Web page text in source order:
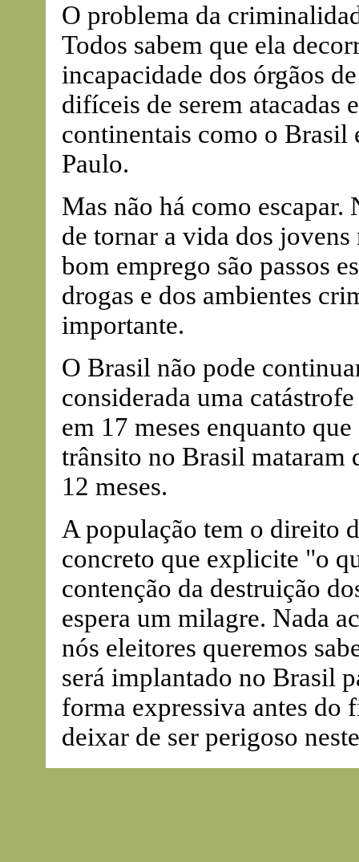
O problema da
Todos sabem que ela
incapacidade dos órgãos
difíceis de serem atacadas
continentais como o Brasil
Paulo.
Mas não há como escapar.
de tornar a vida dos jovens
bom emprego são passos
drogas e dos ambientes
importante.
O Brasil não pode
considerada uma
em 17 meses enquanto
trânsito no Brasil mataram
12 meses.
A população tem o direito
concreto que explicite "o
contenção da destruição
espera um milagre. Nada
nós eleitores queremos
será implantado no Brasil
forma expressiva antes do
deixar de ser perigoso